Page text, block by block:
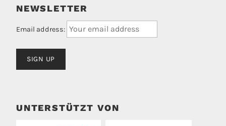
NEWSLETTER
Email address:
UNTERSTÜTZT VON